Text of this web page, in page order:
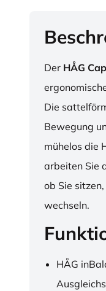
Der HÅG
Die
Bewegung
mühelos die
arbeiten Sie
ob Sie
wechseln.
HÅG